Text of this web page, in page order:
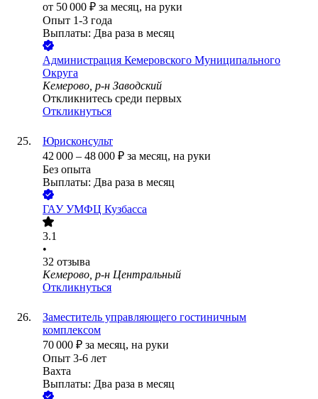
от 50 000 ₽ за месяц, на руки
Опыт 1-3 года
Выплаты: Два раза в месяц
Администрация Кемеровского Муниципального
Округа
Кемерово, р-н Заводский
Откликнитесь среди первых
Откликнуться
Юрисконсульт
42 000 – 48 000 ₽ за месяц, на руки
Без опыта
Выплаты: Два раза в месяц
ГАУ УМФЦ Кузбасса
3.1
•
32 отзыва
Кемерово, р-н Центральный
Откликнуться
Заместитель управляющего гостиничным
комплексом
70 000 ₽ за месяц, на руки
Опыт 3-6 лет
Вахта
Выплаты: Два раза в месяц